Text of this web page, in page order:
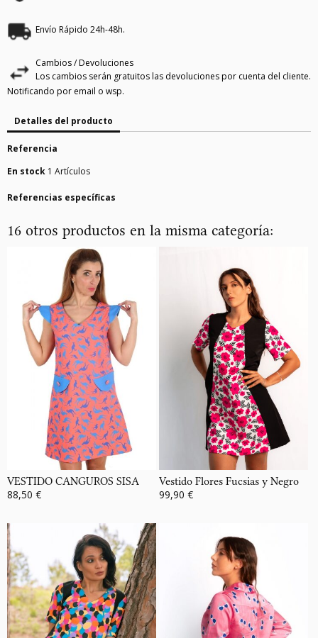
Envío Rápido 24h-48h.
Cambios / Devoluciones
Los cambios serán gratuitos las devoluciones por cuenta del cliente.
Notificando por email o wsp.
Detalles del producto
Referencia
En stock 1 Artículos
Referencias específicas
16 otros productos en la misma categoría:
VESTIDO CANGUROS SISA
88,50 €
Vestido Flores Fucsias y Negro
99,90 €